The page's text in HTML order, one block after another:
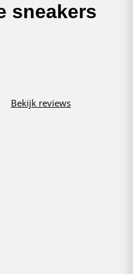
sneakers
Bekijk reviews